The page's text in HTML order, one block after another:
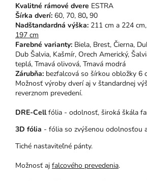
Kvalitné rámové dvere ESTRA
Šírka dverí: 60, 70, 80, 90
Nadštandardná výška: 211 cm a 224 cm,
197 cm
Farebné varianty: Biela, Brest, Čierna,
Dub Šalvia, Kašmír, Orech Americký,
teplá, Tmavá olivová, Tmavá modrá
Zárubňa: bezfalcová so šírkou obložky 6
Možnosť výroby dverí aj v štandardnej
reverznom prevedení.
DRE-Cell fólia - odolnosť, široká škála
3D fólia - fólia so zvýšenou odolnosťou
Tiché nastaviteľné pánty.
Možnosť aj falcového prevedenia.